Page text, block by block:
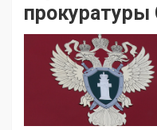
прокуратуры